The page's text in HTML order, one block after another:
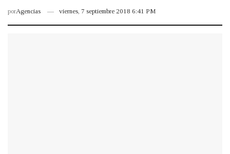
porAgencias viernes, 7 septiembre 2018 6:41 PM